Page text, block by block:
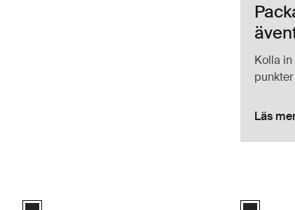
Kolla
punkter
Läs
Thule WanderWay 3rd bike adapter Svart (selected)Thule